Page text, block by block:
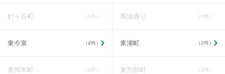
針ヶ谷町 （0件） 馬場通り （0件）
東今泉 （4件） 東浦町 （2件）
東岡本町 （0件） 東刑部町 （0件）